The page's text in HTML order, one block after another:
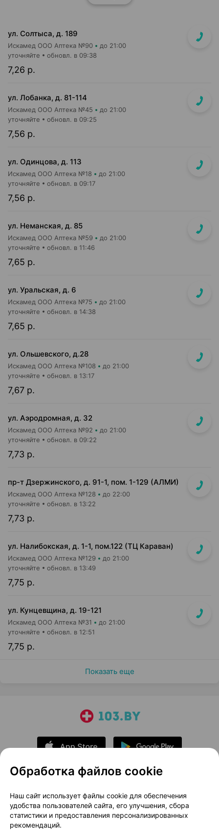
ул. Солтыса, д. 189
Искамед ООО Аптека №90 до 21:00
7,26 р.
уточняйте обновл. в 09:38
ул. Лобанка, д. 81-114
Искамед ООО Аптека №45 до 21:00
7,56 р.
уточняйте обновл. в 09:25
ул. Одинцова, д. 113
Искамед ООО Аптека №18 до 21:00
7,56 р.
уточняйте обновл. в 09:17
ул. Неманская, д. 85
Искамед ООО Аптека №59 до 21:00
7,65 р.
уточняйте обновл. в 11:46
ул. Уральская, д. 6
Искамед ООО Аптека №75 до 21:00
7,65 р.
уточняйте обновл. в 14:38
ул. Ольшевского, д.28
Искамед ООО Аптека №108 до 21:00
7,67 р.
уточняйте обновл. в 13:17
ул. Аэродромная, д. 32
Искамед ООО Аптека №92 до 21:00
7,73 р.
уточняйте обновл. в 09:22
пр-т Дзержинского, д. 91-1, пом. 1-129 (АЛМИ)
Искамед ООО Аптека №128 до 22:00
7,73 р.
уточняйте обновл. в 13:22
ул. Налибокская, д. 1-1, пом.122 (ТЦ Караван)
Искамед ООО Аптека №129 до 21:00
7,75 р.
уточняйте обновл. в 13:49
ул. Кунцевщина, д. 19-121
Искамед ООО Аптека №31 до 21:00
7,75 р.
уточняйте обновл. в 12:51
Показать еще
О проекте
Новости проекта
Размещение рекламы
Медицинский маркетинг
Публичный договор
Доставка
Обработка файлов cookie
Наш сайт использует файлы cookie для обеспечения
удобства пользователей сайта, его улучшения, сбора
статистики и предоставления персонализированных
рекомендаций.